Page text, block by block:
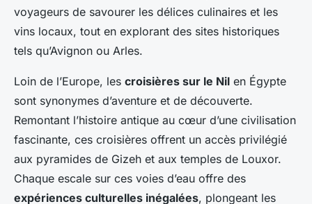
voyageurs de savourer les délices culinaires et les
vins locaux, tout en explorant des sites historiques
tels qu’Avignon ou Arles.
Loin de l’Europe, les croisières sur le Nil en Égypte
sont synonymes d’aventure et de découverte.
Remontant l’histoire antique au cœur d’une civilisation
fascinante, ces croisières offrent un accès privilégié
aux pyramides de Gizeh et aux temples de Louxor.
Chaque escale sur ces voies d’eau offre des
expériences culturelles inégalées, plongeant les